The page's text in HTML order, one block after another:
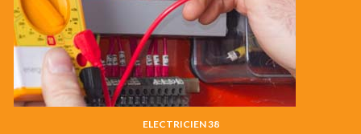
ELECTRICIEN 38